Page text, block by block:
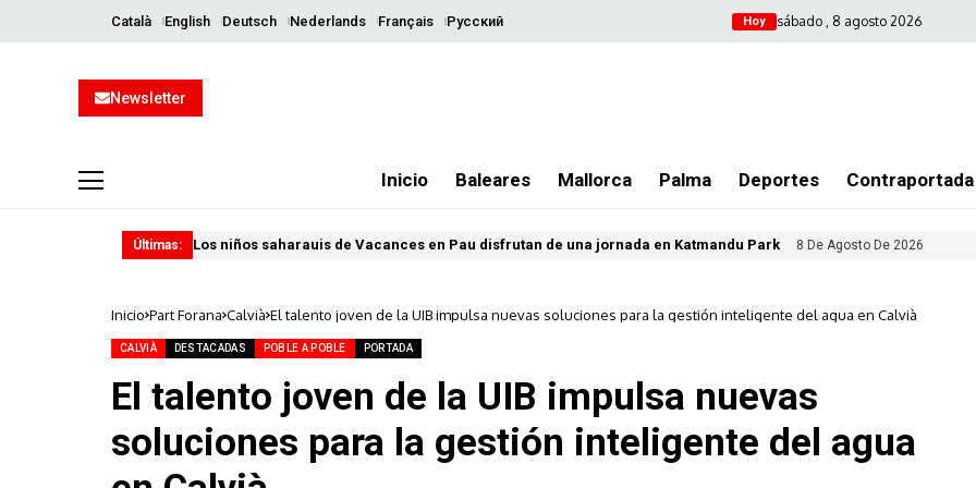
Català English Deutsch Nederlands Français Русский Hoy sábado , 8 agosto 2026
Newsletter
Inicio Baleares Mallorca Palma Deportes Contraportada
Últimas: Los niños saharauis de Vacances en Pau disfrutan de una jornada en Katmandu Park 8 De Agosto De 2026
Inicio Part Forana Calvià El talento joven de la UIB impulsa nuevas soluciones para la gestión inteligente del agua en Calvià
CALVIÀ DESTACADAS POBLE A POBLE PORTADA
El talento joven de la UIB impulsa nuevas
soluciones para la gestión inteligente del agua